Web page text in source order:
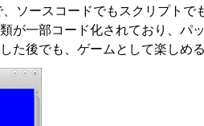
ソースコードでもスクリプト
が一部コード化されており、パ
た後でも、ゲームとして楽しめ